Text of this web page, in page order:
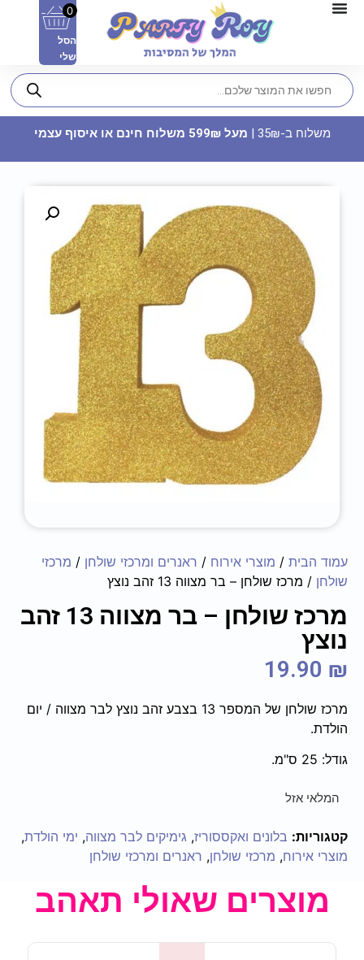
תבנית קפיץ עגולה
39.90
+
ADD
0
הסל
שלי
משלוח ב-35₪ | מעל 599₪ משלוח חינם או איסוף עצמי
עמוד הבית / מוצרי אירוח / ראנרים ומרכזי שולחן / מרכזי
שולחן / מרכז שולחן – בר מצווה 13 זהב נוצץ
מרכז שולחן – בר מצווה 13 זהב
נוצץ
19.90 ₪
מרכז שולחן של המספר 13 בצבע זהב נוצץ לבר מצווה / יום
הולדת.
גודל: 25 ס"מ.
המלאי אזל
קטגוריות: בלונים ואקססוריז, גימיקים לבר מצווה, ימי הולדת,
מוצרי אירוח, מרכזי שולחן, ראנרים ומרכזי שולחן
מוצרים שאולי תאהב